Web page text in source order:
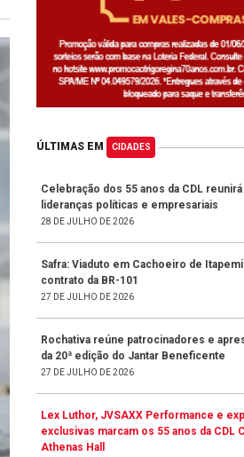
ÚLTIMAS EM CIDADES
Celebração dos 55 anos da CDL
lideranças políticas e empresariais
28 DE JULHO DE 2026
Safra: Viaduto em Cachoeiro de
contrato da BR-101
27 DE JULHO DE 2026
Rochativa reúne patrocinadores e
da 20ª edição do Jantar Beneficente
27 DE JULHO DE 2026
Lex Luthor, JVSAXX Performance e
exclusivas marcam os 55 anos da CDL
Athenas Hall